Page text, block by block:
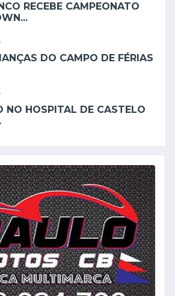
RECEBE CAMPEONATO
DO CAMPO DE FÉRIAS
NO HOSPITAL DE CASTELO